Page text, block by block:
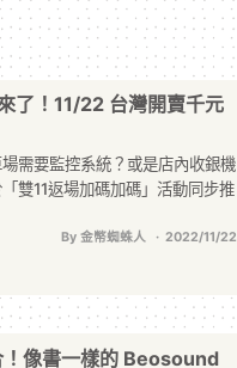
了！11/22 台灣開賣千元
需要監控系統？或是店內收銀機
雙11返場加碼加碼」活動同步推
By 金幣蜘蛛人
2022/11/22
像書一樣的 Beosound